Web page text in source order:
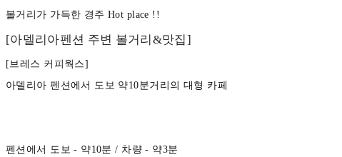
볼거리가 가득한 경주 Hot place !!
[아델리아펜션 주변 볼거리&맛집]
[브레스 커피웍스]
아델리아 펜션에서 도보 약10분거리의 대형 카페
펜션에서 도보 - 약10분 / 차량 - 약3분